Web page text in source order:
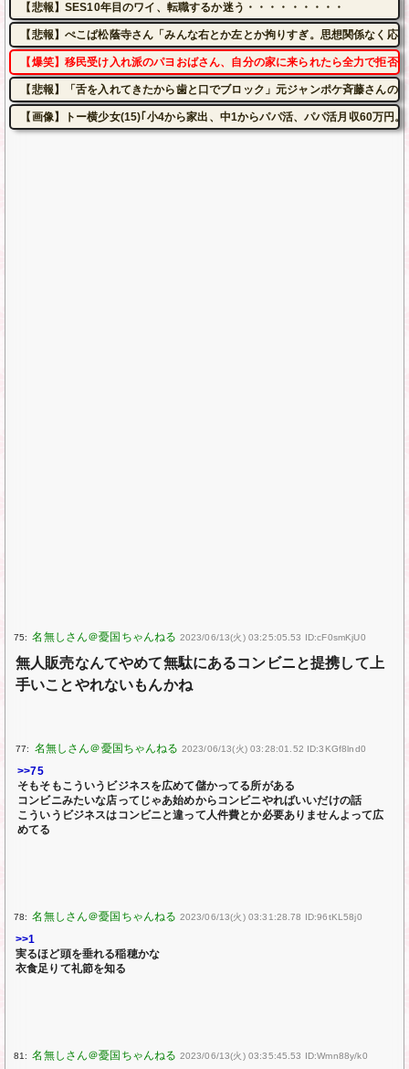
【悲報】SES10年目のワイ、転職するか迷う・・・・・・・・・
【悲報】ぺこぱ松蔭寺さん「みんな右とか左とか拘りすぎ。思想関係なく応
【爆笑】移民受け入れ派のパヨおばさん、自分の家に来られたら全力で拒否
【悲報】「舌を入れてきたから歯と口でブロック」元ジャンポケ斉藤さんの
【画像】トー横少女(15)｢小4から家出、中1からパパ活、パパ活月収60万円。
75: 2023/06/13(火) 03:25:05.53 ID:cF0smKjU0
無人販売なんてやめて無駄にあるコンビニと提携して上
手いことやれないもんかね
77: 2023/06/13(火) 03:28:01.52 ID:3KGf8lnd0
>>75
そもそもこういうビジネスを広めて儲かってる所がある
コンビニみたいな店ってじゃあ始めからコンビニやればいいだけの話
こういうビジネスはコンビニと違って人件費とか必要ありませんよって広
めてる
78: 2023/06/13(火) 03:31:28.78 ID:96tKL58j0
>>1
実るほど頭を垂れる稲穂かな
衣食足りて礼節を知る
81: 2023/06/13(火) 03:35:45.53 ID:Wmn88y/k0